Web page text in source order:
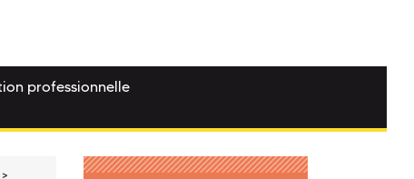
professionnelle